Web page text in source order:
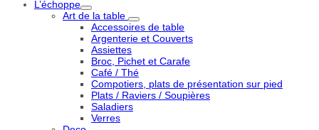
L’échoppe
Art de la table
Accessoires de table
Argenterie et Couverts
Assiettes
Broc, Pichet et Carafe
Café / Thé
Compotiers, plats de présentation sur pied
Plats / Raviers / Soupières
Saladiers
Verres